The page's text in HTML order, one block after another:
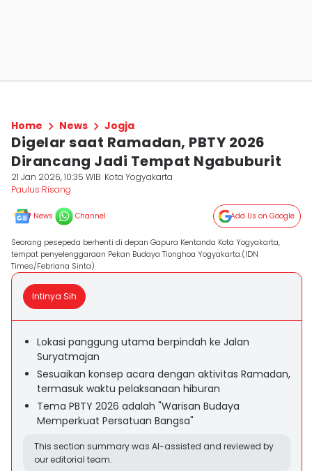
Home News Jogja
Digelar saat Ramadan, PBTY 2026
Dirancang Jadi Tempat Ngabuburit
21 Jan 2026, 10:35 WIB Kota Yogyakarta
Paulus Risang
News Channel Add Us on Google
Seorang pesepeda berhenti di depan Gapura Kentanda Kota Yogyakarta,
tempat penyelenggaraan Pekan Budaya Tionghoa Yogyakarta.(IDN
Times/Febriana Sinta)
Intinya Sih
Lokasi panggung utama berpindah ke Jalan
Suryatmajan
Sesuaikan konsep acara dengan aktivitas Ramadan,
termasuk waktu pelaksanaan hiburan
Tema PBTY 2026 adalah "Warisan Budaya
Memperkuat Persatuan Bangsa"
This section summary was AI-assisted and reviewed by
our editorial team.